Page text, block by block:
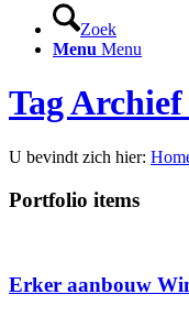
Zoek
Menu Menu
Tag
U bevindt zich hier:
Portfolio items
Erker aanbouw